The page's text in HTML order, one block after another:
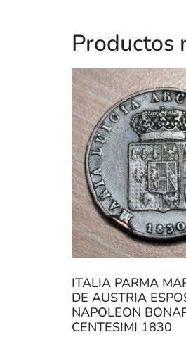
Productos
ITALIA PARMA
DE AUSTRIA
NAPOLEON
CENTESIMI 1830